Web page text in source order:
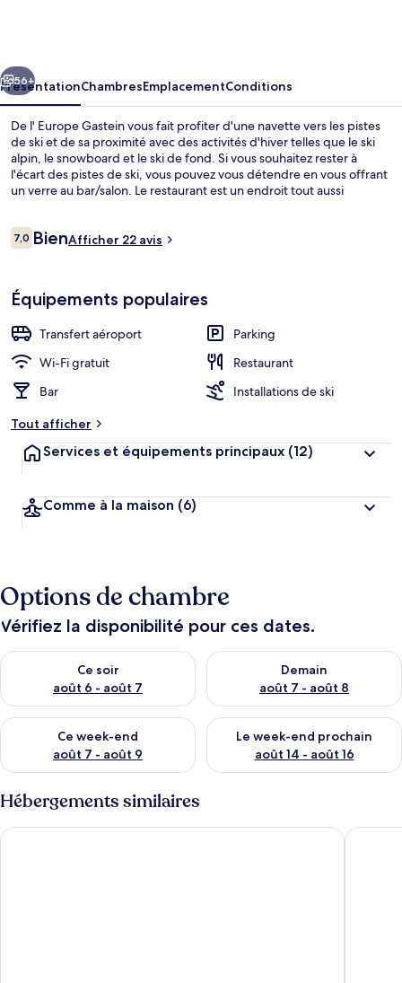
Suivant
56+
PrésentationChambresEmplacementConditions
De l' Europe Gastein vous fait profiter d'une navette vers les pistes
de ski et de sa proximité avec des activités d'hiver telles que le ski
alpin, le snowboard et le ski de fond. Si vous souhaitez rester à
l'écart des pistes de ski, vous pouvez vous détendre en vous offrant
un verre au bar/salon. Le restaurant est un endroit tout aussi
Avis
voyageurs
7,07,0 sur 10
BienAfficher 22 avis
Équipements populaires
Transfert aéroport
Parking
Wi-Fi gratuit
Restaurant
Bar
Installations de ski
Tout afficher
Services et équipements principaux (12)
Comme à la maison (6)
Options de chambre
Vérifiez la disponibilité pour ces dates.
Ce soir
août 6 - août 7
Vérifier la disponibilité pour ce soir août 6 - août 7
Demain
août 7 - août 8
Vérifier la disponibilité pour
Ce week-end
août 7 - août 9
Vérifier la disponibilité pour ce week-end août 7 - août 9
Le week-end prochain
août 14 - août 16
Vérifier la disponibilité pour
Hébergements similaires
Hotel Palace MONDI